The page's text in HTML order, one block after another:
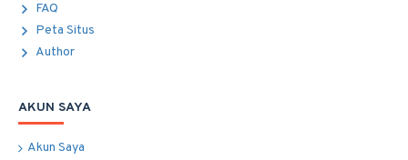
FAQ
Peta Situs
Author
AKUN SAYA
Akun Saya